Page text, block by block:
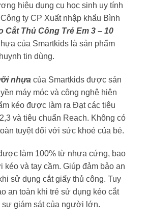
hiệu dụng cụ học sinh uy tính
ty CP Xuất nhập khẩu Bình
Cắt Thủ Công Trẻ Em 3 – 10
của Smartkids là sản phẩm
tin dùng.
nhựacủa Smartkids được sản
máy móc và công nghệ hiện
kéo được làm ra Đạt các tiêu
và tiêu chuẩn Reach. Không có
tuyệt đối với sức khoẻ của bé.
làm 100% từ nhựa cứng, bao
kéo và tay cầm. Giúp đảm bảo an
sử dụng cắt giấy thủ công. Tuy
an toàn khi trẻ sử dụng kéo cắt
sự giám sát của người lớn.